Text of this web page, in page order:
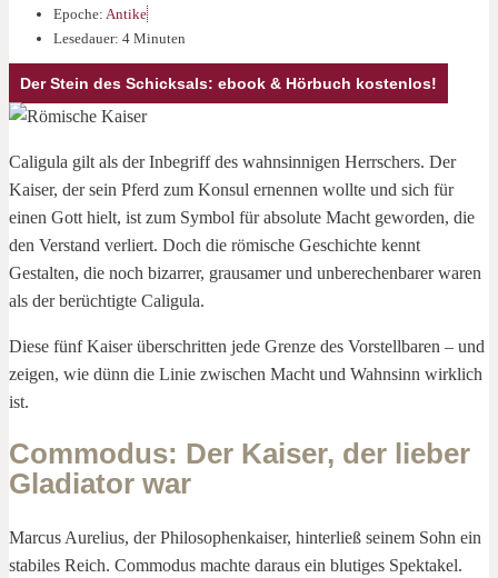
Epoche: Antike
Lesedauer: 4 Minuten
Der Stein des Schicksals: ebook & Hörbuch kostenlos!
Caligula gilt als der Inbegriff des wahnsinnigen Herrschers. Der
Kaiser, der sein Pferd zum Konsul ernennen wollte und sich für
einen Gott hielt, ist zum Symbol für absolute Macht geworden, die
den Verstand verliert. Doch die römische Geschichte kennt
Gestalten, die noch bizarrer, grausamer und unberechenbarer waren
als der berüchtigte Caligula.
Diese fünf Kaiser überschritten jede Grenze des Vorstellbaren – und
zeigen, wie dünn die Linie zwischen Macht und Wahnsinn wirklich
ist.
Commodus: Der Kaiser, der lieber
Gladiator war
Marcus Aurelius, der Philosophenkaiser, hinterließ seinem Sohn ein
stabiles Reich. Commodus machte daraus ein blutiges Spektakel.